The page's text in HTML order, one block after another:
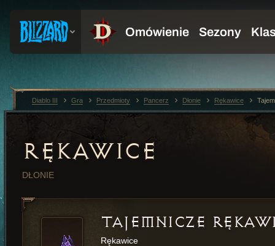
RĘKAWICE
DŁONIE
TAJEMNICZE
Rękawice
Diablo III Gra Przedmioty Pancerz Dłonie Rękawice